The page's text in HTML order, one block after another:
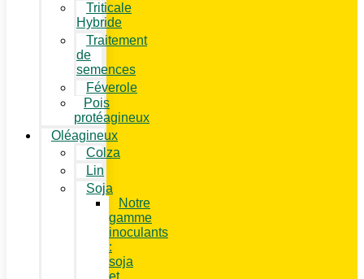
Triticale
Hybride
Traitement
de
semences
Féverole
Pois
protéagineux
Oléagineux
Colza
Lin
Soja
Notre
gamme
inoculants
:
soja
et